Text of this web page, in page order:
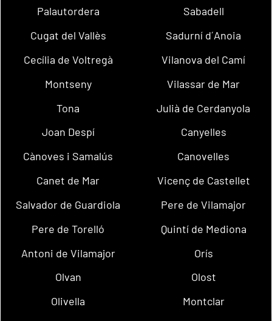
Palautordera
Sabadell
Cugat del Vallès
Sadurní d´Anoia
Cecília de Voltregà
Vilanova del Camí
Montseny
Vilassar de Mar
Tona
Julià de Cerdanyola
Joan Despí
Canyelles
Cànoves i Samalús
Canovelles
Canet de Mar
Vicenç de Castellet
Salvador de Guardiola
Pere de Vilamajor
Pere de Torelló
Quintí de Mediona
Antoni de Vilamajor
Orís
Olvan
Olost
Olivella
Montclar